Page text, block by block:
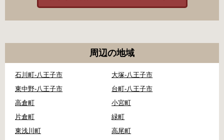
周辺の地域
石川町-八王子市
大塚-八王子市
東中野-八王子市
台町-八王子市
高倉町
小宮町
片倉町
緑町
東浅川町
高尾町